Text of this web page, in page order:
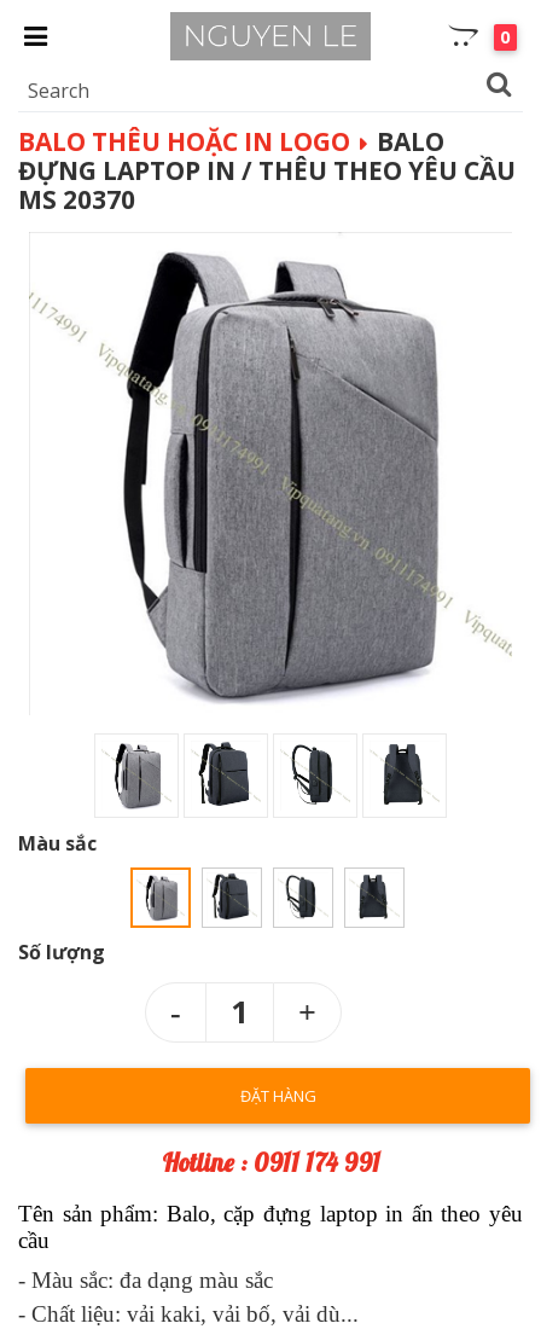
0
BALO THÊU HOẶC IN LOGO
BALO
ĐỰNG LAPTOP IN / THÊU THEO YÊU CẦU
MS 20370
Màu sắc
Số lượng
1
ĐẶT HÀNG
Hotline : 0911 174 991
Tên sản phẩm: Balo, cặp đựng laptop in ấn theo yêu
cầu
- Màu sắc: đa dạng màu sắc
- Chất liệu: vải kaki, vải bố, vải dù...